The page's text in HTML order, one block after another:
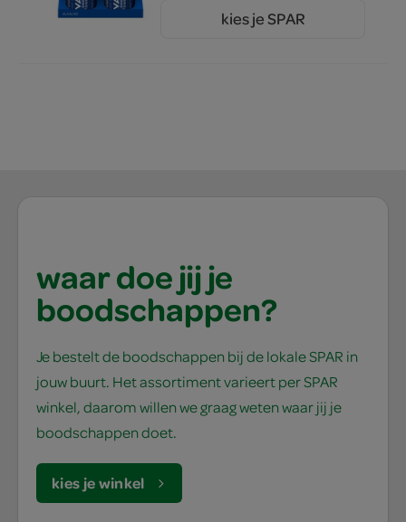
kies je SPAR
waar doe jij je
boodschappen?
Je bestelt de boodschappen bij de lokale SPAR in
jouw buurt. Het assortiment varieert per SPAR
winkel, daarom willen we graag weten waar jij je
boodschappen doet.
kies je winkel